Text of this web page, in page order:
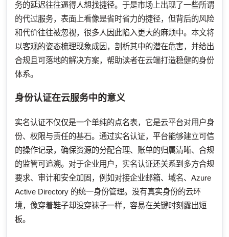
务的延迟往往逼得人想找捷径。于是市场上出现了一些所谓
的代过服务，表面上看像是省时省力的捷径，但背后的风险
和代价往往被忽视，很多人因此陷入更大的麻烦中。本文将
以客观的姿态梳理现象成因，剖析其中的潜在危害，并给出
合规且可落地的解决方案，帮助读者在云端打造稳健的身份
体系。
身份认证在云服务中的意义
实名认证不仅仅是一个单纯的点名表，它是云平台对用户身
份、权限与责任的基石。通过实名认证，平台能够建立可信
的操作记录，确保资源的分配合理、账单的归属清晰、合规
的监管可追溯。对于企业用户，实名认证还关系到多方合规
要求、审计和安全加固，例如对接企业邮箱、域名、Azure
Active Directory 的统一身份管理。没有真实身份的云环
境，像穿着鞋子却没穿袜子一样，容易在关键时刻露出短
板。